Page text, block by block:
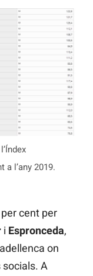
l’any 2019.
cent per
i Espronceda,
on
socials. A